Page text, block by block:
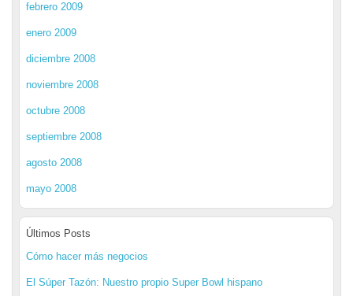
febrero 2009
enero 2009
diciembre 2008
noviembre 2008
octubre 2008
septiembre 2008
agosto 2008
mayo 2008
Últimos Posts
Cómo hacer más negocios
El Súper Tazón: Nuestro propio Super Bowl hispano